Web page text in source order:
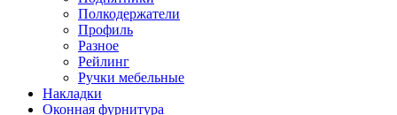
Полкодержатели
Профиль
Разное
Рейлинг
Ручки мебельные
Накладки
Оконная фурнитура